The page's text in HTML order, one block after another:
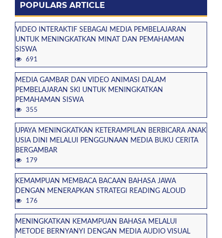
POPULARS ARTICLE
VIDEO INTERAKTIF SEBAGAI MEDIA PEMBELAJARAN
UNTUK MENINGKATKAN MINAT DAN PEMAHAMAN
SISWA
691
MEDIA GAMBAR DAN VIDEO ANIMASI DALAM
PEMBELAJARAN SKI UNTUK MENINGKATKAN
PEMAHAMAN SISWA
355
UPAYA MENINGKATKAN KETERAMPILAN BERBICARA ANAK
USIA DINI MELALUI PENGGUNAAN MEDIA BUKU CERITA
BERGAMBAR
179
KEMAMPUAN MEMBACA BACAAN BAHASA JAWA
DENGAN MENERAPKAN STRATEGI READING ALOUD
176
MENINGKATKAN KEMAMPUAN BAHASA MELALUI
METODE BERNYANYI DENGAN MEDIA AUDIO VISUAL